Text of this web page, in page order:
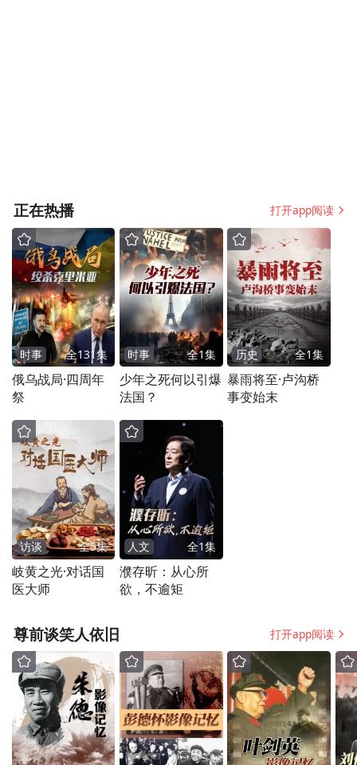
铬渣等废弃物的处理，一直是一个国际性的
难题。振华股份投入巨资，建立了铬渣无害
化、资源化综合利用处理系统、废水处理系
统、废气回收处理系统等，实现了历史遗留
堆存铬渣的全部处理，内部工业废水实现循
环使用，所有烟尘、废气都先通过除尘或回
收装置处理，实现超净排放。
上半场，混乱、粗放、低质量是打在产业史
上的标签。而环保这柄高悬的达摩克利斯之
剑，也终于落下。
正在热播 打开app阅读
时事 全131集
俄乌战局·四周年
祭
时事 全1集
少年之死何以引爆
法国？
历史 全1集
暴雨将至·卢沟桥
事变始末
访谈 全5集
岐黄之光·对话国
医大师
人文 全1集
濮存昕：从心所
欲，不逾矩
尊前谈笑人依旧 打开app阅读